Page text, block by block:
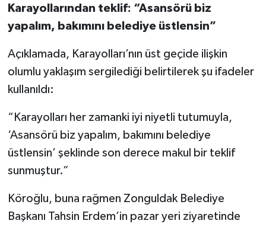
Karayollarından teklif: “Asansörü biz
yapalım, bakımını belediye üstlensin”
Açıklamada, Karayolları’nın üst geçide ilişkin
olumlu yaklaşım sergilediği belirtilerek şu ifadeler
kullanıldı:
“Karayolları her zamanki iyi niyetli tutumuyla,
‘Asansörü biz yapalım, bakımını belediye
üstlensin’ şeklinde son derece makul bir teklif
sunmuştur.”
Köroğlu, buna rağmen Zonguldak Belediye
Başkanı Tahsin Erdem’in pazar yeri ziyaretinde